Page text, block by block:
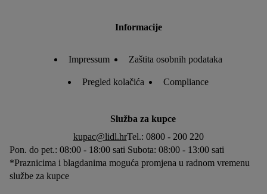
Informacije
Impressum Zaštita osobnih podataka
Pregled kolačića Compliance
Služba za kupce
kupac@lidl.hrTel.: 0800 - 200 220
Pon. do pet.: 08:00 - 18:00 sati Subota: 08:00 - 13:00 sati
*Praznicima i blagdanima moguća promjena u radnom vremenu
službe za kupce